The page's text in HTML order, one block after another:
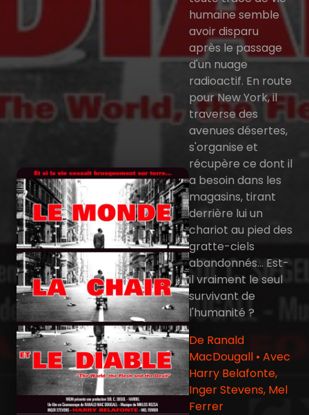
humaine semble
avoir disparu
après le passage
d'un nuage
radioactif. En route
pour New York, il
traverse des
avenues désertes,
s'organise et
récupère ce dont il
a besoin dans les
magasins, tirant
derrière lui un
chariot au pied des
gratte-ciels
abandonnés... Est-
il vraiment le seul
survivant de
l'humanité ?
De Ranald
MacDougall • Avec
Harry Belafonte,
Inger Stevens, Mel
Ferrer